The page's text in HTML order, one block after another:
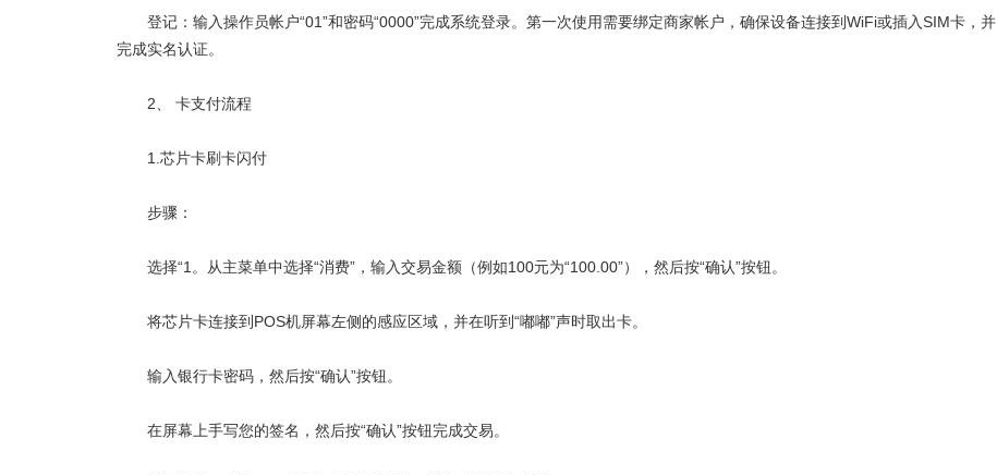
登记：输入操作员帐户“01”和密码“0000”完成系统登录。第一次使用需要绑定商家帐户，确保设备连接到WiFi或插入SIM卡，并
完成实名认证。
2、 卡支付流程
1.芯片卡刷卡闪付
步骤：
选择“1。从主菜单中选择“消费”，输入交易金额（例如100元为“100.00”），然后按“确认”按钮。
将芯片卡连接到POS机屏幕左侧的感应区域，并在听到“嘟嘟”声时取出卡。
输入银行卡密码，然后按“确认”按钮。
在屏幕上手写您的签名，然后按“确认”按钮完成交易。